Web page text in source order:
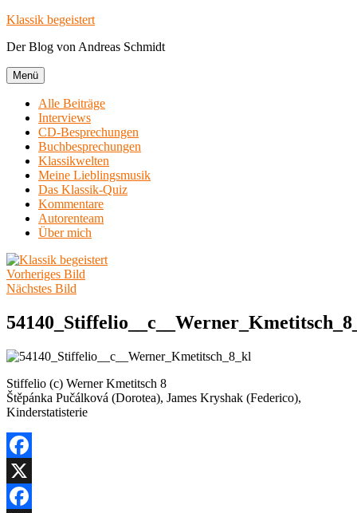
Zum
springen
Klassik begeistert
Der Blog von Andreas Schmidt
Menü
Alle Beiträge
Interviews
CD-Besprechungen
Buchbesprechungen
Klassikwelten
Meine Lieblingsmusik
Das Klassik-Quiz
Kommentare
Autorenteam
Über mich
Vorheriges Bild
Nächstes Bild
Stiffelio (c) Werner Kmetitsch 8
Štěpánka Pučálková (Dorotea), James Kryshak (Federico),
Kinderstatisterie
Facebook
X